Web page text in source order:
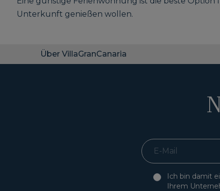
Unterkunft genießen wollen.
Über VillaGranCanaria
Ich bin damit
Ihrem